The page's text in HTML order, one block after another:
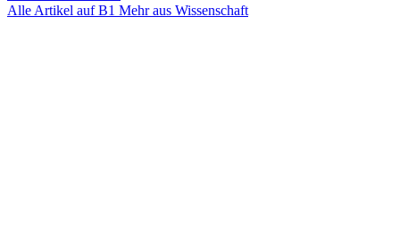
Alle Artikel auf B1 Mehr aus Wissenschaft